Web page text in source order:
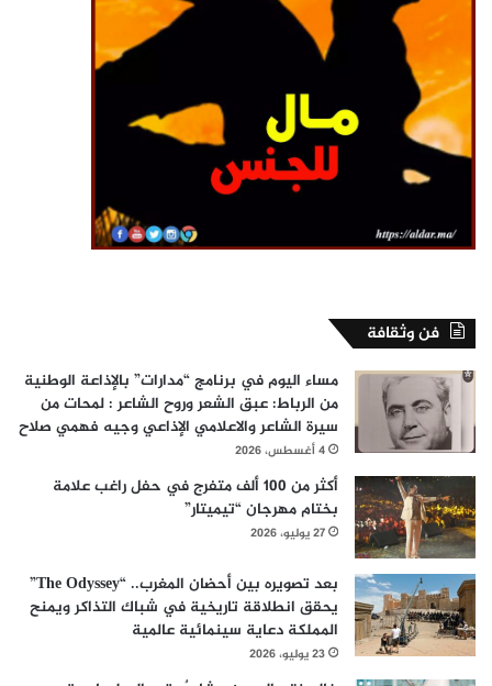
فن وثقافة
مساء اليوم في برنامج “مدارات” بالإذاعة الوطنية
من الرباط: عبق الشعر وروح الشاعر : لمحات من
سيرة الشاعر والاعلامي الإذاعي وجيه فهمي صلاح
4 أغسطس، 2026
أكثر من 100 ألف متفرج في حفل راغب علامة
بختام مهرجان “تيميتار”
27 يوليو، 2026
بعد تصويره بين أحضان المغرب.. “The Odyssey”
يحقق انطلاقة تاريخية في شباك التذاكر ويمنح
المملكة دعاية سينمائية عالمية
23 يوليو، 2026